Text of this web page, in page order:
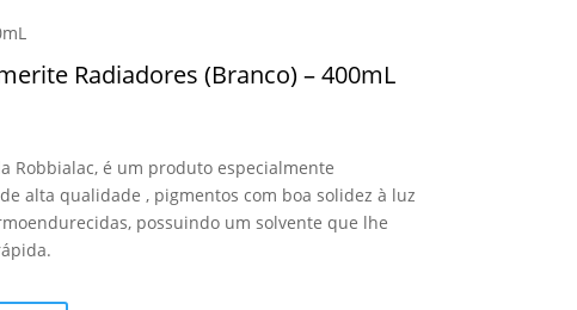
Radiadores (Branco) – 400mL
Robbialac, é um produto especialmente
alta qualidade , pigmentos com boa solidez à luz
possuindo um solvente que lhe